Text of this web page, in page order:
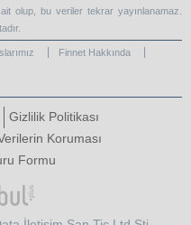
olup, bu veriler tekrar yayınlanamaz.
Finnet Hakkında
Gizlilik Politikası
Koruması
Formu